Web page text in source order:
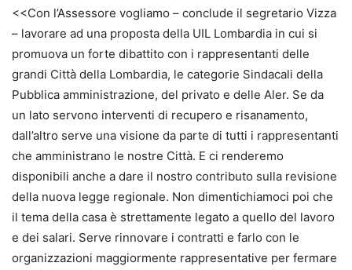
<<Con l’Assessore vogliamo – conclude il segretario Vizza
– lavorare ad una proposta della UIL Lombardia in cui si
promuova un forte dibattito con i rappresentanti delle
grandi Città della Lombardia, le categorie Sindacali della
Pubblica amministrazione, del privato e delle Aler. Se da
un lato servono interventi di recupero e risanamento,
dall’altro serve una visione da parte di tutti i rappresentanti
che amministrano le nostre Città. E ci renderemo
disponibili anche a dare il nostro contributo sulla revisione
della nuova legge regionale. Non dimentichiamoci poi che
il tema della casa è strettamente legato a quello del lavoro
e dei salari. Serve rinnovare i contratti e farlo con le
organizzazioni maggiormente rappresentative per fermare